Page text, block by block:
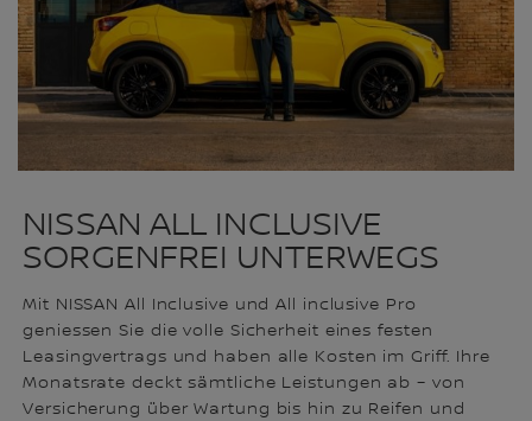
NISSAN ALL INCLUSIVE
SORGENFREI UNTERWEGS
Mit NISSAN All Inclusive und All inclusive Pro
geniessen Sie die volle Sicherheit eines festen
Leasingvertrags und haben alle Kosten im Griff. Ihre
Monatsrate deckt sämtliche Leistungen ab – von
Versicherung über Wartung bis hin zu Reifen und